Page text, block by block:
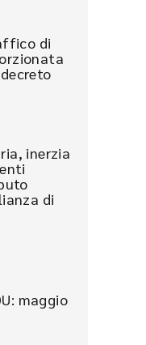
di
inerzia
di
maggio